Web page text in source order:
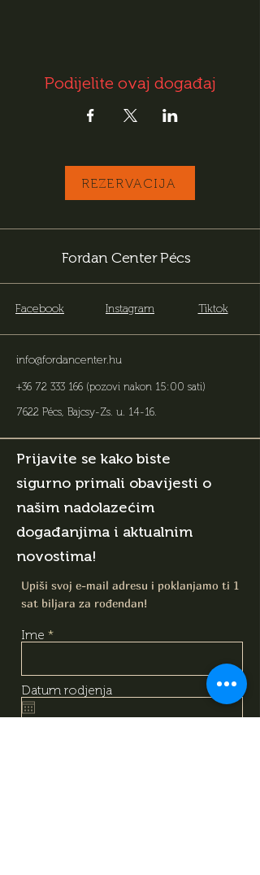
Podijelite ovaj događaj
REZERVACIJA
Fordan Center Pécs
Facebook Instagram Tiktok
info@fordancenter.hu
+36 72 333 166 (pozovi nakon 15:00 sati)
7622 Pécs, Bajcsy-Zs. u. 14-16.
Prijavite se kako biste
sigurno primali obavijesti o
našim nadolazećim
događanjima i aktualnim
novostima!
Upiši svoj e-mail adresu i poklanjamo ti 1
sat biljara za rođendan!
Ime
Datum rodjenja